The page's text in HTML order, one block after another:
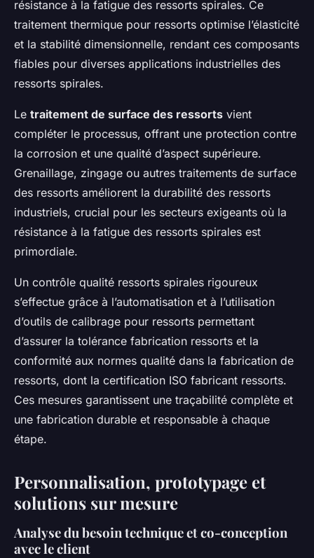
résistance à la fatigue des ressorts spirales. Ce
traitement thermique pour ressorts optimise l’élasticité
et la stabilité dimensionnelle, rendant ces composants
fiables pour diverses applications industrielles des
ressorts spirales.
Le traitement de surface des ressorts vient
compléter le processus, offrant une protection contre
la corrosion et une qualité d’aspect supérieure.
Grenaillage, zingage ou autres traitements de surface
des ressorts améliorent la durabilité des ressorts
industriels, crucial pour les secteurs exigeants où la
résistance à la fatigue des ressorts spirales est
primordiale.
Un contrôle qualité ressorts spirales rigoureux
s’effectue grâce à l’automatisation et à l’utilisation
d’outils de calibrage pour ressorts permettant
d’assurer la tolérance fabrication ressorts et la
conformité aux normes qualité dans la fabrication de
ressorts, dont la certification ISO fabricant ressorts.
Ces mesures garantissent une traçabilité complète et
une fabrication durable et responsable à chaque
étape.
Personnalisation, prototypage et
solutions sur mesure
Analyse du besoin technique et co-conception
avec le client